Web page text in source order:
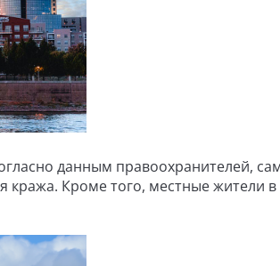
данным правоохранителей,
кража. Кроме того, местные жители в